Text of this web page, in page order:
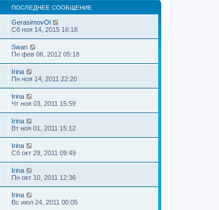
ПОСЛЕДНЕЕ СООБЩЕНИЕ
GerasimovOl
Сб ноя 14, 2015 16:18
Swan
Пн фев 06, 2012 05:18
Irina
Пн ноя 14, 2011 22:20
Irina
Чт ноя 03, 2011 15:59
Irina
Вт ноя 01, 2011 15:12
Irina
Сб окт 29, 2011 09:49
Irina
Пн окт 10, 2011 12:36
Irina
Вс июл 24, 2011 00:05